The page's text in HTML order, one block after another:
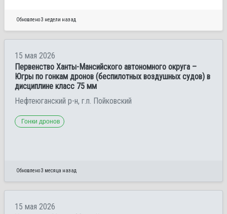
Обновлено 3 недели назад
15 мая 2026
Первенство Ханты-Мансийского автономного округа –
Югры по гонкам дронов (беспилотных воздушных судов) в
дисциплине класс 75 мм
Нефтеюганский р-н, г.п. Пойковский
Гонки дронов
Обновлено 3 месяца назад
15 мая 2026